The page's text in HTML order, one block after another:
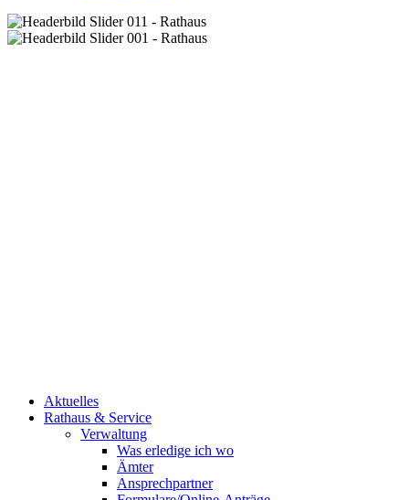
Aktuelles
Rathaus & Service
Verwaltung
Was erledige ich wo
Ämter
Ansprechpartner